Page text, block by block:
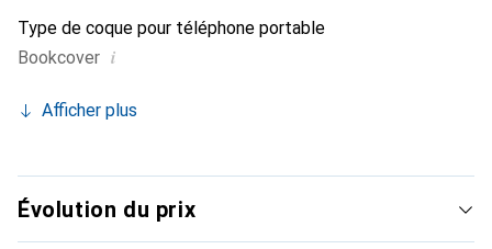
Type de coque pour téléphone portable
Bookcover i
Afficher plus
Évolution du prix